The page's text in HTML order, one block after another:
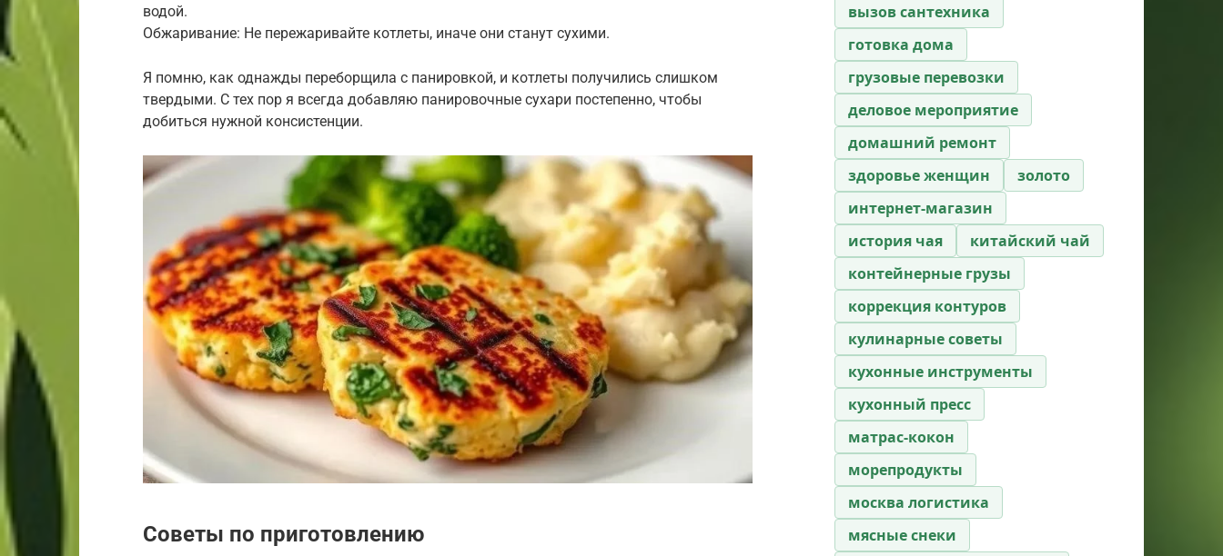
водой.
Обжаривание: Не пережаривайте котлеты, иначе они станут сухими.
Я помню, как однажды переборщила с панировкой, и котлеты получились слишком
твердыми. С тех пор я всегда добавляю панировочные сухари постепенно, чтобы
добиться нужной консистенции.
Советы по приготовлению
вызов сантехника
готовка дома
грузовые перевозки
деловое мероприятие
домашний ремонт
здоровье женщин
золото
интернет-магазин
история чая
китайский чай
контейнерные грузы
коррекция контуров
кулинарные советы
кухонные инструменты
кухонный пресс
матрас-кокон
морепродукты
москва логистика
мясные снеки